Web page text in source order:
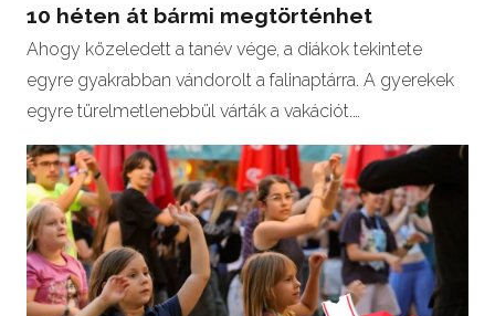
10 héten át bármi megtörténhet
Ahogy közeledett a tanév vége, a diákok tekintete
egyre gyakrabban vándorolt a falinaptárra. A gyerekek
egyre türelmetlenebbül várták a vakációt.…